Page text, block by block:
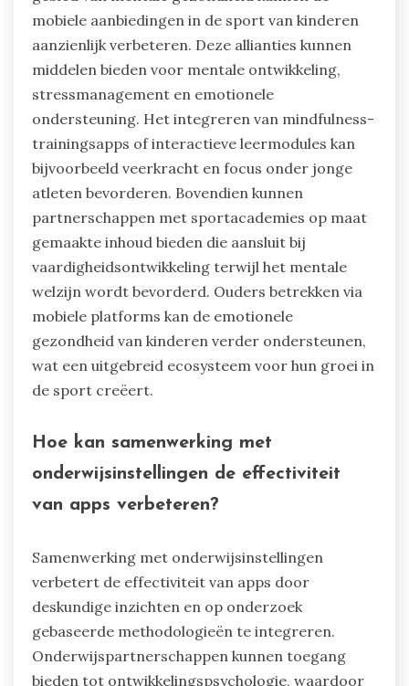
mobiele aanbiedingen in de sport van kinderen
aanzienlijk verbeteren. Deze allianties kunnen
middelen bieden voor mentale ontwikkeling,
stressmanagement en emotionele
ondersteuning. Het integreren van mindfulness-
trainingsapps of interactieve leermodules kan
bijvoorbeeld veerkracht en focus onder jonge
atleten bevorderen. Bovendien kunnen
partnerschappen met sportacademies op maat
gemaakte inhoud bieden die aansluit bij
vaardigheidsontwikkeling terwijl het mentale
welzijn wordt bevorderd. Ouders betrekken via
mobiele platforms kan de emotionele
gezondheid van kinderen verder ondersteunen,
wat een uitgebreid ecosysteem voor hun groei in
de sport creëert.
Hoe kan samenwerking met
onderwijsinstellingen de effectiviteit
van apps verbeteren?
Samenwerking met onderwijsinstellingen
verbetert de effectiviteit van apps door
deskundige inzichten en op onderzoek
gebaseerde methodologieën te integreren.
Onderwijspartnerschappen kunnen toegang
bieden tot ontwikkelingspsychologie, waardoor